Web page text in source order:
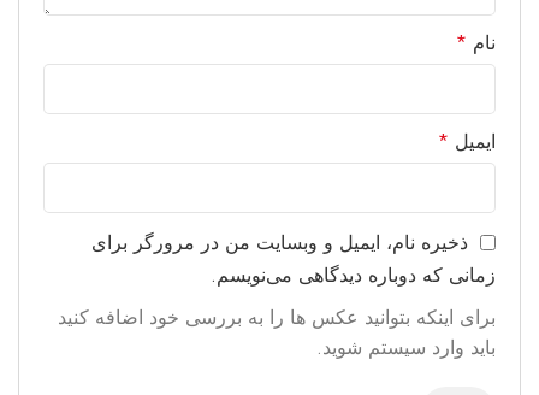
نام *
ایمیل *
ذخیره نام، ایمیل و وبسایت من در مرورگر برای
زمانی که دوباره دیدگاهی می‌نویسم.
برای اینکه بتوانید عکس ها را به بررسی خود اضافه کنید
باید وارد سیستم شوید.